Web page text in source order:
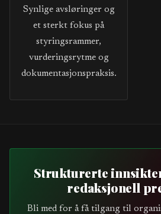
Synlige avsløringer og
et sterkt fokus på
styringsrammer,
vurderingsrytme og
dokumentasjonspraksis.
Strukturerte
redaksjonell
Bli med for å få tilgang til